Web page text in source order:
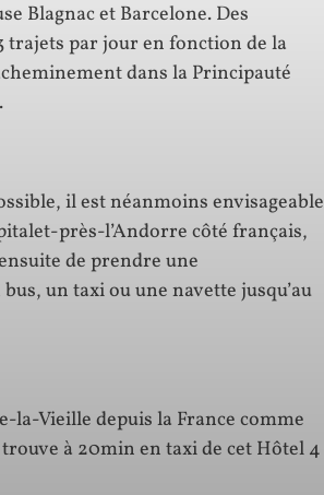
Blagnac et Barcelone. Des
trajets par jour en fonction de la
dans la Principauté
il est néanmoins envisageable
près-l’Andorre côté français,
de prendre une
un taxi ou une navette jusqu’au
la-Vieille depuis la France comme
à 20min en taxi de cet Hôtel 4